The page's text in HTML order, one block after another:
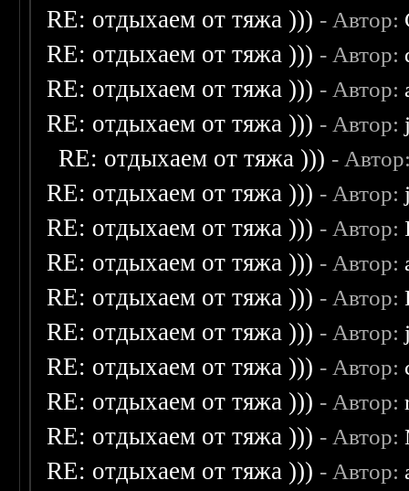
RE: отдыхаем от тяжа ))) - Автор:
RE: отдыхаем от тяжа ))) - Автор:
RE: отдыхаем от тяжа ))) - Автор:
RE: отдыхаем от тяжа ))) - Автор:
RE: отдыхаем от тяжа ))) -
RE: отдыхаем от тяжа ))) - Автор:
RE: отдыхаем от тяжа ))) - Автор:
RE: отдыхаем от тяжа ))) - Автор:
RE: отдыхаем от тяжа ))) - Автор:
RE: отдыхаем от тяжа ))) - Автор:
RE: отдыхаем от тяжа ))) - Автор:
RE: отдыхаем от тяжа ))) - Автор:
RE: отдыхаем от тяжа ))) - Автор:
RE: отдыхаем от тяжа ))) - Автор: